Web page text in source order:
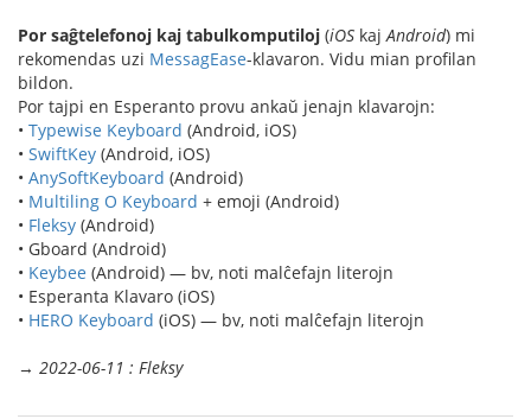
Por saĝtelefonoj kaj tabulkomputiloj (iOS kaj Android) mi
rekomendas uzi MessagEase-klavaron. Vidu mian profilan
bildon.
Por tajpi en Esperanto provu ankaŭ jenajn klavarojn:
• Typewise Keyboard (Android, iOS)
• SwiftKey (Android, iOS)
• AnySoftKeyboard (Android)
• Multiling O Keyboard + emoji (Android)
• Fleksy (Android)
• Gboard (Android)
• Keybee (Android) — bv, noti malĉefajn literojn
• Esperanta Klavaro (iOS)
• HERO Keyboard (iOS) — bv, noti malĉefajn literojn
→ 2022-06-11 : Fleksy